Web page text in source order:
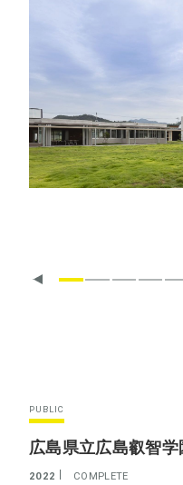
PUBLIC
広島県立広島叡智
2022
COMPLETE